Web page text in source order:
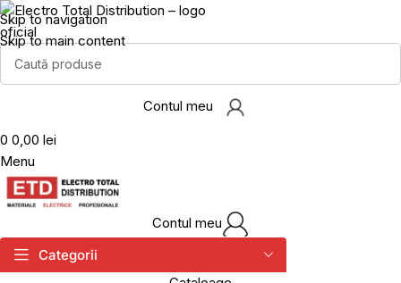
Skip to navigation
Skip to main content
Contul meu
0 0,00 lei
Menu
Contul meu
Categorii